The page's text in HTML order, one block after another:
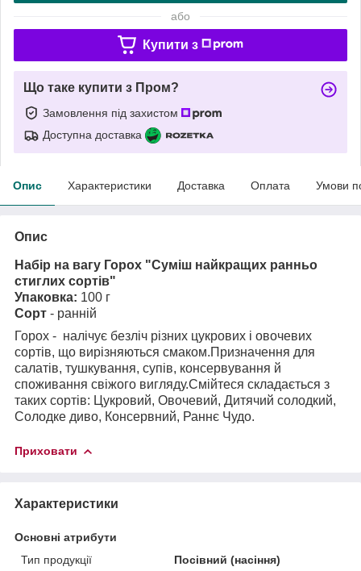
або
Купити з
Що таке купити з Пром?
Замовлення під захистом
Доступна доставка
Опис Характеристики Доставка Оплата Умови
Опис
Набір на вагу Горох "Суміш найкращих ранньо
стиглих сортів"
Упаковка: 100 г
Сорт - ранній
Горох - налічує безліч різних цукрових і овочевих
сортів, що вирізняються смаком.Призначення для
салатів, тушкування, супів, консервування й
споживання свіжого вигляду.Смійтеся складається з
таких сортів: Цукровий, Овочевий, Дитячий солодкий,
Солодке диво, Консервний, Раннє Чудо.
Приховати
Характеристики
Основні атрибути
Тип продукції
Посівний (насіння)